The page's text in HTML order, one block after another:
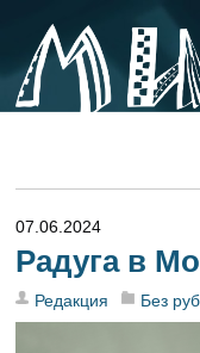
07.06.2024
Радуга в
Редакция Без